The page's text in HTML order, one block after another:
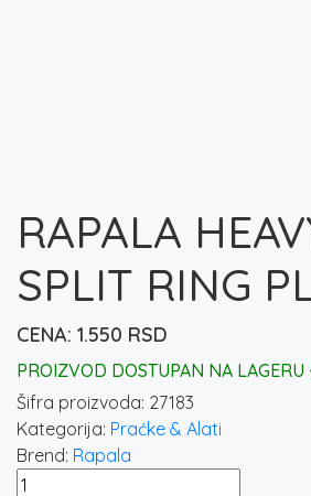
RAPALA
SPLIT RING
1.550 RSD
PROIZVOD DOSTUPAN NA LAGERU
Šifra proizvoda: 27183
Kategorija: Praćke & Alati
Brend: Rapala
RAPALA